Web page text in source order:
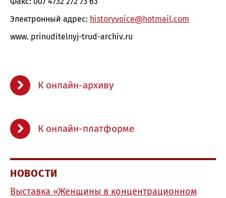
Электронный адрес: historyvoice@hotmail.com
www. prinuditelnyj-trud-archiv.ru
К онлайн-архиву
К онлайн-платформе
НOВОСТИ
Выставка «Женщины в концентрационном